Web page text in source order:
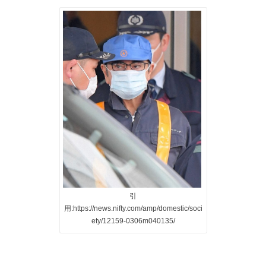
引
用:https://news.nifty.com/amp/domestic/soci
ety/12159-0306m040135/